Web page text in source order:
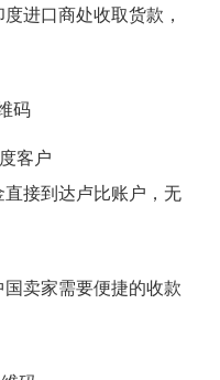
进口商处收取货款，
码
客户
接到达卢比账户，无
卖家需要便捷的收款